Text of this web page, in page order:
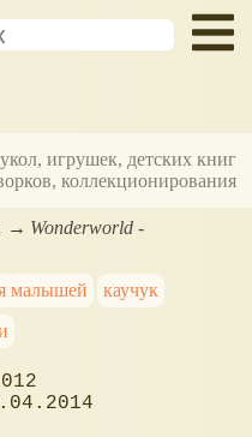
игрушек, детских книг
коллекционирования
Wonderworld -
малышей
каучук